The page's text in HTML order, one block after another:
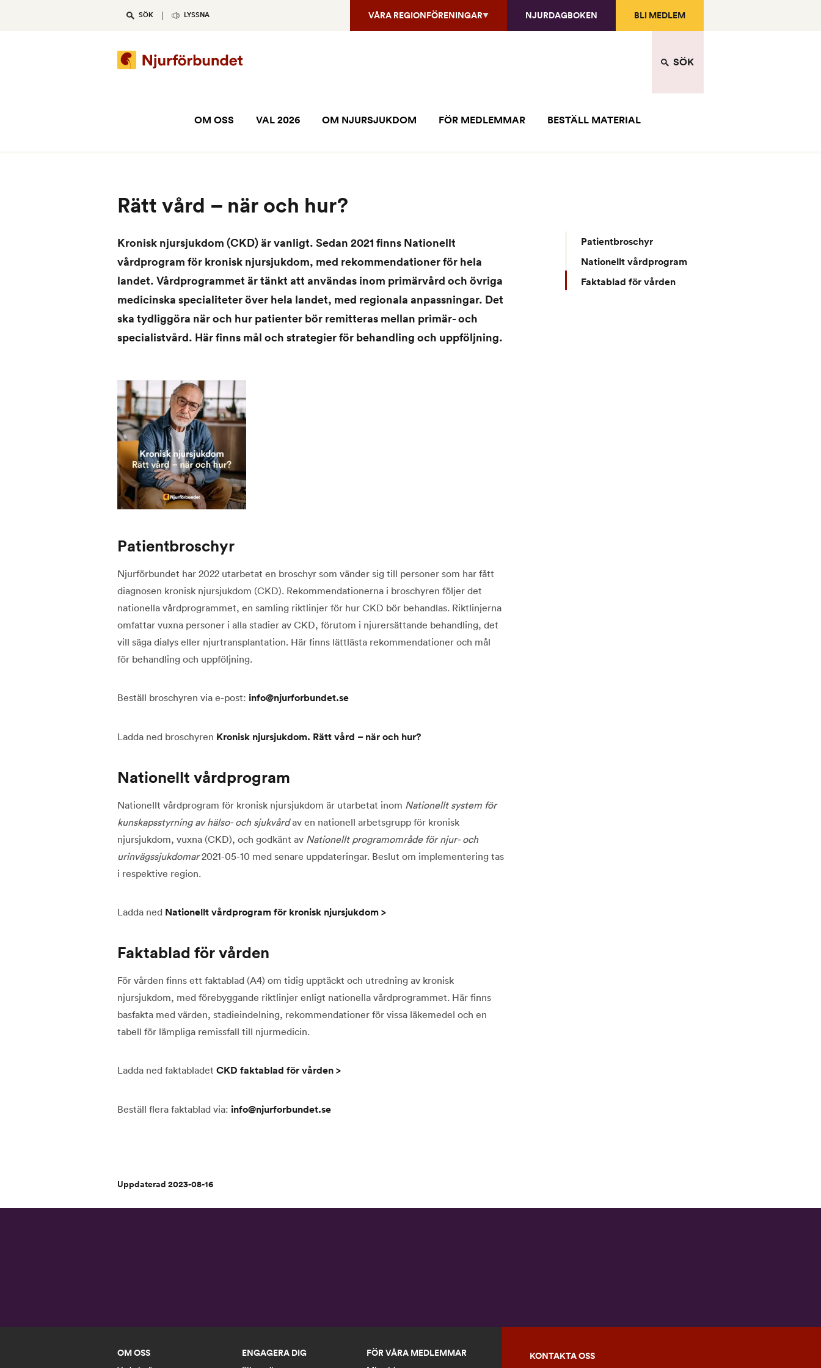
SÖK LYSSNA VÅRA REGIONFÖRENINGAR NJURDAGBOKEN BLI MEDLEM
SÖK
OM OSS VAL 2026 OM NJURSJUKDOM FÖR MEDLEMMAR BESTÄLL MATERIAL
Rätt vård – när och hur?
Kronisk njursjukdom (CKD) är vanligt. Sedan 2021 finns Nationellt
vårdprogram för kronisk njursjukdom, med rekommendationer för hela
landet. Vårdprogrammet är tänkt att användas inom primärvård och övriga
medicinska specialiteter över hela landet, med regionala anpassningar. Det
ska tydliggöra när och hur patienter bör remitteras mellan primär- och
specialistvård. Här finns mål och strategier för behandling och uppföljning.
Patientbroschyr
Njurförbundet har 2022 utarbetat en broschyr som vänder sig till personer som har fått
diagnosen kronisk njursjukdom (CKD). Rekommendationerna i broschyren följer det
nationella vårdprogrammet, en samling riktlinjer för hur CKD bör behandlas. Riktlinjerna
omfattar vuxna personer i alla stadier av CKD, förutom i njurersättande behandling, det
vill säga dialys eller njurtransplantation. Här finns lättlästa rekommendationer och mål
för behandling och uppföljning.
Beställ broschyren via e-post: info@njurforbundet.se
Ladda ned broschyren Kronisk njursjukdom. Rätt vård – när och hur?
Nationellt vårdprogram
Nationellt vårdprogram för kronisk njursjukdom är utarbetat inom Nationellt system för
kunskapsstyrning av hälso- och sjukvårdav en nationell arbetsgrupp för kronisk
njursjukdom, vuxna (CKD), och godkänt av Nationellt programområde för njur- och
urinvägssjukdomar2021-05-10 med senare uppdateringar. Beslut om implementering tas
i respektive region.
Ladda ned Nationellt vårdprogram för kronisk njursjukdom >
Faktablad för vården
För vården finns ett faktablad (A4) om tidig upptäckt och utredning av kronisk
njursjukdom, med förebyggande riktlinjer enligt nationella vårdprogrammet. Här finns
basfakta med värden, stadieindelning, rekommendationer för vissa läkemedel och en
tabell för lämpliga remissfall till njurmedicin.
Ladda ned faktabladet CKD faktablad för vården >
Beställ flera faktablad via: info@njurforbundet.se
Uppdaterad 2023-08-16
Patientbroschyr
Nationellt vårdprogram
Faktablad för vården
OM OSS ENGAGERA DIG FÖR VÅRA MEDLEMMAR KONTAKTA OSS